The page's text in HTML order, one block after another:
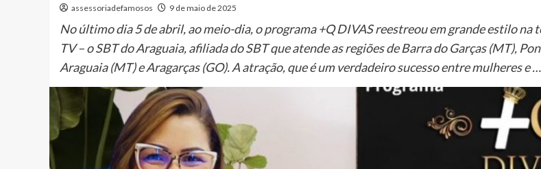
assessoriadefamosos 9 de maio de 2025
No último dia 5 de abril, ao meio-dia, o programa +Q DIVAS reestreou em grande estilo na
TV – o SBT do Araguaia, afiliada do SBT que atende as regiões de Barra do Garças (MT),
Araguaia (MT) e Aragarças (GO). A atração, que é um verdadeiro sucesso entre mulheres e …